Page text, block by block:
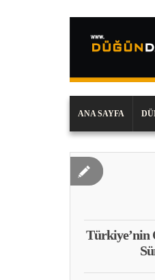
ANA SAYFA
Türkiye’nin